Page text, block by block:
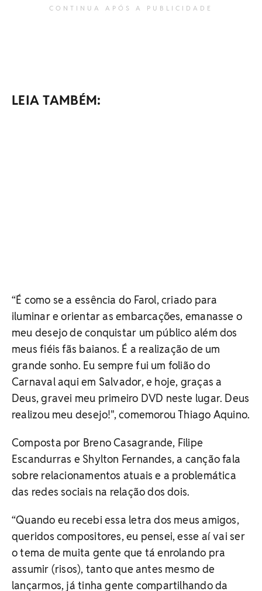
CONTINUA APÓS A PUBLICIDADE
LEIA TAMBÉM:
“É como se a essência do Farol, criado para
iluminar e orientar as embarcações, emanasse o
meu desejo de conquistar um público além dos
meus fiéis fãs baianos. É a realização de um
grande sonho. Eu sempre fui um folião do
Carnaval aqui em Salvador, e hoje, graças a
Deus, gravei meu primeiro DVD neste lugar. Deus
realizou meu desejo!", comemorou Thiago Aquino.
Composta por Breno Casagrande, Filipe
Escandurras e Shylton Fernandes, a canção fala
sobre relacionamentos atuais e a problemática
das redes sociais na relação dos dois.
“Quando eu recebi essa letra dos meus amigos,
queridos compositores, eu pensei, esse aí vai ser
o tema de muita gente que tá enrolando pra
assumir (risos), tanto que antes mesmo de
lançarmos, já tinha gente compartilhando da